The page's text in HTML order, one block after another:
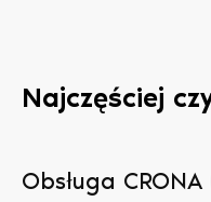
Najczęściej
Obsługa CRONA